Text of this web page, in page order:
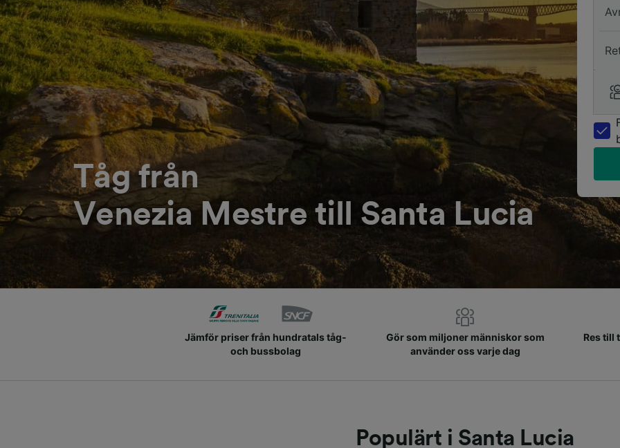
Tåg från
Venezia Mestre till Santa Lucia
Jämför priser från hundratals tåg-
och bussbolag
Gör som miljoner människor som
använder oss varje dag
Res till
Populärt i Santa Lucia